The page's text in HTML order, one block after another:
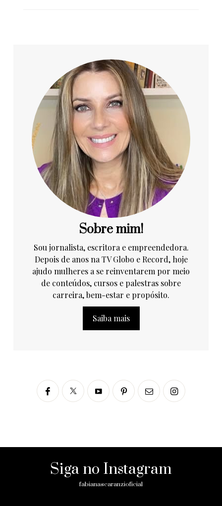
Sobre mim!
Sou jornalista, escritora e empreendedora.
Depois de anos na TV Globo e Record, hoje
ajudo mulheres a se reinventarem por meio
de conteúdos, cursos e palestras sobre
carreira, bem-estar e propósito.
Saiba mais
Siga no Instagram
fabianascaranzioficial